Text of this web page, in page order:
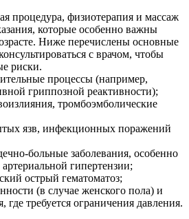
процедура, физиотерапия и массаж
которые особенно важны
Ниже перечислены основные
с врачом, чтобы
риски.
процессы (например,
гриппозной реактивности);
тромбоэмболические
язв, инфекционных поражений
заболевания, особенно
гипертензии;
острый гематоматоз;
(в случае женского пола) и
где требуется ограничения давления.